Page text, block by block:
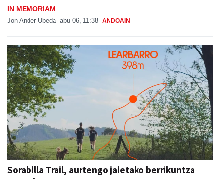
IN MEMORIAM
Jon Ander Ubeda abu 06, 11:38 ANDOAIN
Sorabilla Trail, aurtengo jaietako berrikuntza